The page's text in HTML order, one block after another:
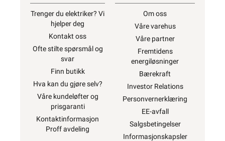
Trenger du elektriker? Vi
hjelper deg
Kontakt oss
Ofte stilte spørsmål og
svar
Finn butikk
Hva kan du gjøre selv?
Våre kundeløfter og
prisgaranti
Kontaktinformasjon
Proff avdeling
Om oss
Våre varehus
Våre partner
Fremtidens
energiløsninger
Bærekraft
Investor Relations
Personvernerklæring
EE-avfall
Salgsbetingelser
Informasjonskapsler